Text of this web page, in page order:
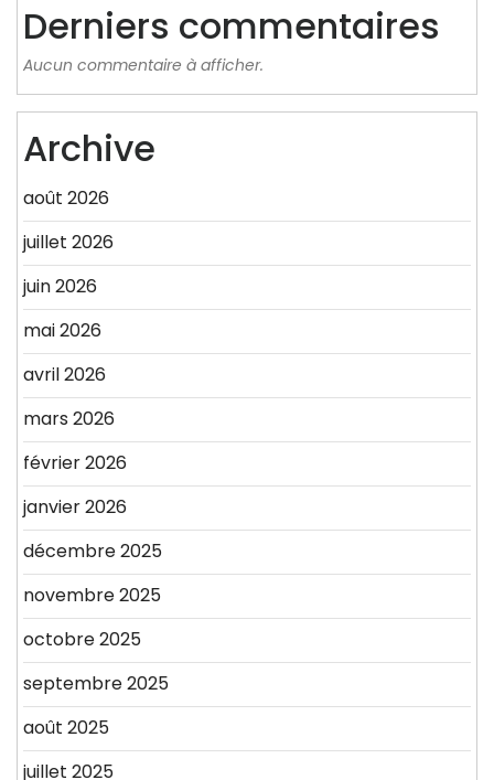
Derniers commentaires
Aucun commentaire à afficher.
Archive
août 2026
juillet 2026
juin 2026
mai 2026
avril 2026
mars 2026
février 2026
janvier 2026
décembre 2025
novembre 2025
octobre 2025
septembre 2025
août 2025
juillet 2025